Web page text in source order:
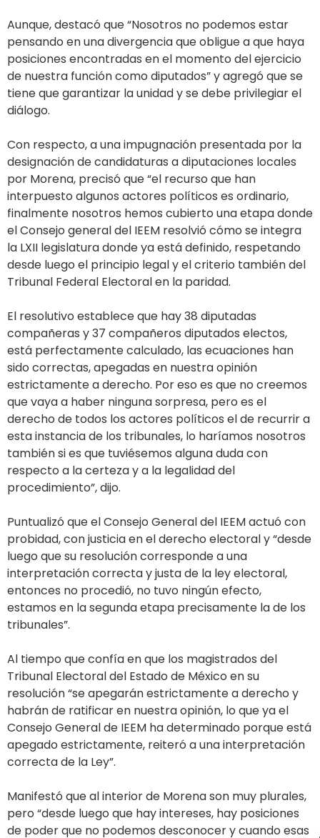
Aunque, destacó que “Nosotros no podemos estar
pensando en una divergencia que obligue a que haya
posiciones encontradas en el momento del ejercicio
de nuestra función como diputados” y agregó que se
tiene que garantizar la unidad y se debe privilegiar el
diálogo.
Con respecto, a una impugnación presentada por la
designación de candidaturas a diputaciones locales
por Morena, precisó que “el recurso que han
interpuesto algunos actores políticos es ordinario,
finalmente nosotros hemos cubierto una etapa donde
el Consejo general del IEEM resolvió cómo se integra
la LXII legislatura donde ya está definido, respetando
desde luego el principio legal y el criterio también del
Tribunal Federal Electoral en la paridad.
El resolutivo establece que hay 38 diputadas
compañeras y 37 compañeros diputados electos,
está perfectamente calculado, las ecuaciones han
sido correctas, apegadas en nuestra opinión
estrictamente a derecho. Por eso es que no creemos
que vaya a haber ninguna sorpresa, pero es el
derecho de todos los actores políticos el de recurrir a
esta instancia de los tribunales, lo haríamos nosotros
también si es que tuviésemos alguna duda con
respecto a la certeza y a la legalidad del
procedimiento”, dijo.
Puntualizó que el Consejo General del IEEM actuó con
probidad, con justicia en el derecho electoral y “desde
luego que su resolución corresponde a una
interpretación correcta y justa de la ley electoral,
entonces no procedió, no tuvo ningún efecto,
estamos en la segunda etapa precisamente la de los
tribunales”.
Al tiempo que confía en que los magistrados del
Tribunal Electoral del Estado de México en su
resolución “se apegarán estrictamente a derecho y
habrán de ratificar en nuestra opinión, lo que ya el
Consejo General de IEEM ha determinado porque está
apegado estrictamente, reiteró a una interpretación
correcta de la Ley”.
Manifestó que al interior de Morena son muy plurales,
pero “desde luego que hay intereses, hay posiciones
de poder que no podemos desconocer y cuando esas